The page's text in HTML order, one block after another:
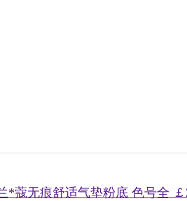
*蔻无痕舒适气垫粉底 色号全 ￡